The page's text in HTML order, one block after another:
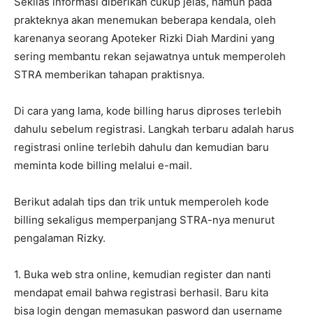
prakteknya akan menemukan beberapa kendala, oleh
karenanya seorang Apoteker Rizki Diah Mardini yang
sering membantu rekan sejawatnya untuk memperoleh
STRA memberikan tahapan praktisnya.
Di cara yang lama, kode billing harus diproses terlebih
dahulu sebelum registrasi. Langkah terbaru adalah harus
registrasi online terlebih dahulu dan kemudian baru
meminta kode billing melalui e-mail.
Berikut adalah tips dan trik untuk memperoleh kode
billing sekaligus memperpanjang STRA-nya menurut
pengalaman Rizky.
1. Buka web stra online, kemudian register dan nanti
mendapat email bahwa registrasi berhasil. Baru kita
bisa login dengan memasukan pasword dan username